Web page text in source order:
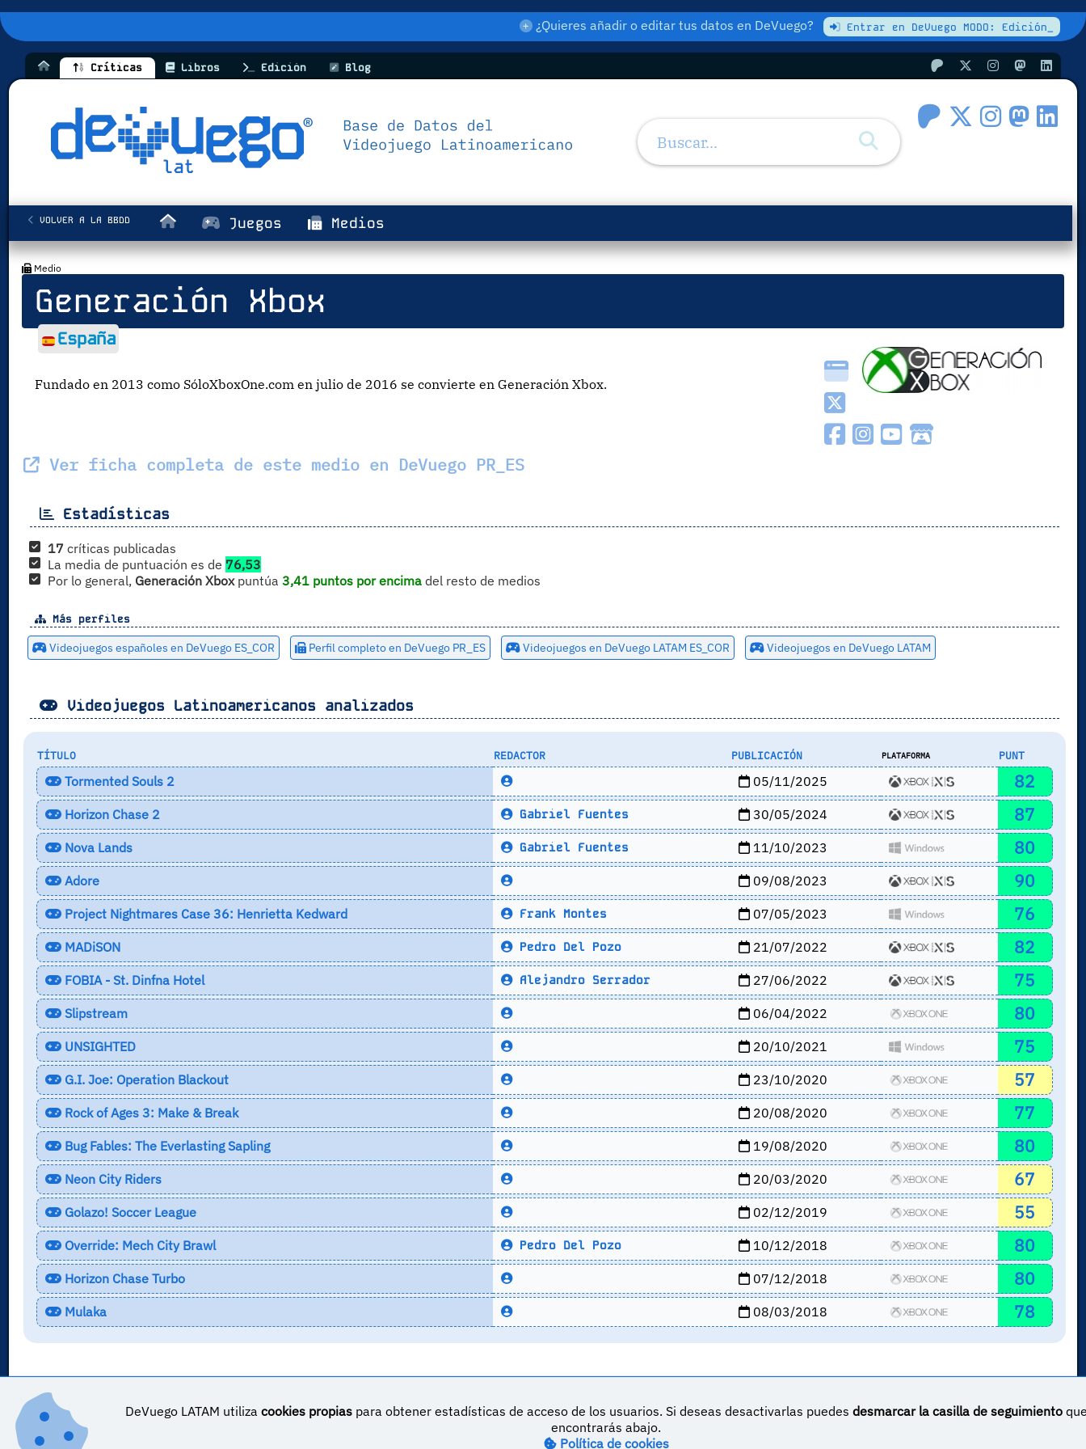
¿Quieres añadir o editar tus datos en DeVuego? Entrar en DeVuego MODO: Edición_
Críticas Libros Edición Blog
Juegos Medios
VOLVER A LA BBDD
Medio
Generación Xbox
España
Fundado en 2013 como SóloXboxOne.com en julio de 2016 se convierte en Generación Xbox.
Ver ficha completa de este medio en DeVuego PR_ES
Estadísticas
17 críticas publicadas
La media de puntuación es de 76,53
Por lo general, Generación Xboxpuntúa 3,41 puntos por encimadel resto de medios
Más perfiles
Videojuegos españoles en DeVuego ES_COR Perfil completo en DeVuego PR_ES Videojuegos en DeVuego LATAM ES_COR Videojuegos en DeVuego LATAM
Videojuegos Latinoamericanos analizados
TÍTULO REDACTOR PUBLICACIÓN PLATAFORMA PUNT
Tormented Souls 2 05/11/2025 82
Horizon Chase 2 Gabriel Fuentes 30/05/2024 87
Nova Lands Gabriel Fuentes 11/10/2023 80
Adore 09/08/2023 90
Project Nightmares Case 36: Henrietta Kedward Frank Montes 07/05/2023 76
MADiSON Pedro Del Pozo 21/07/2022 82
FOBIA - St. Dinfna Hotel Alejandro Serrador 27/06/2022 75
Slipstream 06/04/2022 80
UNSIGHTED 20/10/2021 75
G.I. Joe: Operation Blackout 23/10/2020 57
Rock of Ages 3: Make & Break 20/08/2020 77
Bug Fables: The Everlasting Sapling 19/08/2020 80
Neon City Riders 20/03/2020 67
Golazo! Soccer League 02/12/2019 55
Override: Mech City Brawl Pedro Del Pozo 10/12/2018 80
Horizon Chase Turbo 07/12/2018 80
Mulaka 08/03/2018 78
DeVuego es un proyecto sin ánimo de lucro creado porYova Turnes
DeVuego LATAM ES_COR es parte de ©DeVuego LATAM
DeVuego LATAM es parte de DeVuego
Sobre DeVuego LATAM ES_COR
Contacto
DeVuego LATAM utiliza cookies propiaspara obtener estadísticas de acceso de los usuarios. Si deseas desactivarlas puedes desmarcar la casilla de seguimiento
encontrarás abajo.
Política de cookies